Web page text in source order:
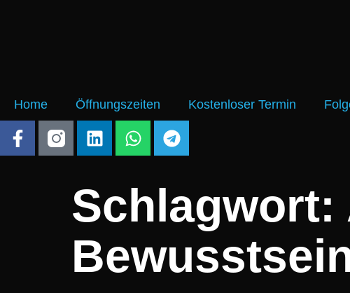
Home Öffnungszeiten Kostenloser Termin
Schlagwort: